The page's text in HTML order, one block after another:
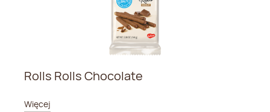
Rolls Rolls Chocolate
Więcej